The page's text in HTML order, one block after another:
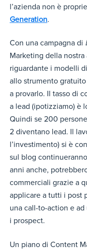
l’azienda non è
Generation.
Con una campagna di
Marketing della
riguardante i modelli
allo strumento
a provarlo. Il tasso di
a lead (ipotizziamo) è
Quindi se 200
2 diventano lead. Il
l’investimento) si è
sul blog
anni anche,
commerciali grazie a
applicare a tutti i post
una call-to-action e ad
i prospect.
Un piano di Content